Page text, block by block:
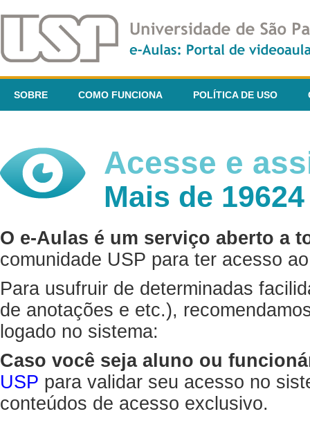
SOBRE COMO FUNCIONA POLÍTICA DE USO
Acesse e
Mais de
O e-Aulas é um serviço aberto a
comunidade USP para ter acesso
Para usufruir de determinadas
de anotações e etc.),
logado no sistema:
Caso você seja aluno ou
USP para validar seu acesso no
conteúdos de acesso exclusivo.